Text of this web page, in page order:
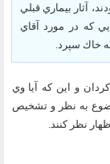
آثار بيماري قبلي
كه در مورد آقاي
خاك سپرد.
و اين كه آيا وي
به نظر و تشخيص
نظر كنند.